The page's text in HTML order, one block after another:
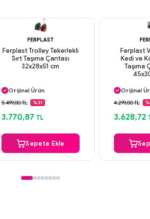
FERPLAST
Ferplast Trolley Tekerlekli
Sırt Taşıma Çantası
32x28x51 cm
Orijinal Ürün
Güvenli Ödeme
5.499,00 TL %31
3.770,87 TL
Sepete Ekle
Ferplast
Kedi ve
Taşıma
Orijinal
Güvenli
4.299,00 TL
3.628,72